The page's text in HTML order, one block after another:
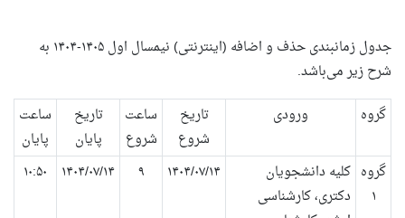
جدول زمانبندی حذف و اضافه (اینترنتی) نیمسال اول ۱۴۰۵-۱۴۰۴ به
شرح زیر می‌باشد.
گروه
ورودی
تاریخ
شروع
ساعت
شروع
تاریخ
پایان
ساعت
پایان
گروه
۱
کلیه دانشجویان
دکتری، کارشناسی
۱۴۰۴/۰۷/۱۴ ۹ ۱۴۰۴/۰۷/۱۴ ۱۰:۵۰